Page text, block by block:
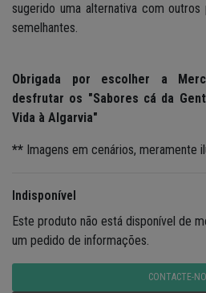
sugerido uma alternativa com
semelhantes.
Obrigada por escolher a
desfrutar os "Sabores cá da
Vida à Algarvia"
** Imagens em cenários, meramente
Indisponível
Este produto não está disponível de
um pedido de informações.
CONTACTE-